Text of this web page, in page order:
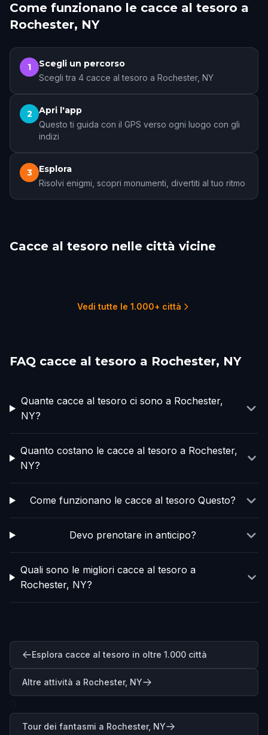
Come funzionano le cacce al tesoro a
Rochester, NY
1 Scegli un percorso
Scegli tra 4 cacce al tesoro a Rochester, NY
2 Apri l'app
Questo ti guida con il GPS verso ogni luogo con gli
indizi
3 Esplora
Risolvi enigmi, scopri monumenti, divertiti al tuo ritmo
Cacce al tesoro nelle città vicine
Vedi tutte le 1.000+ città
FAQ cacce al tesoro a Rochester, NY
Quante cacce al tesoro ci sono a Rochester,
NY?
Quanto costano le cacce al tesoro a Rochester,
NY?
Come funzionano le cacce al tesoro Questo?
Devo prenotare in anticipo?
Quali sono le migliori cacce al tesoro a
Rochester, NY?
Esplora cacce al tesoro in oltre 1.000 città
Altre attività a Rochester, NY
Tour dei fantasmi a Rochester, NY